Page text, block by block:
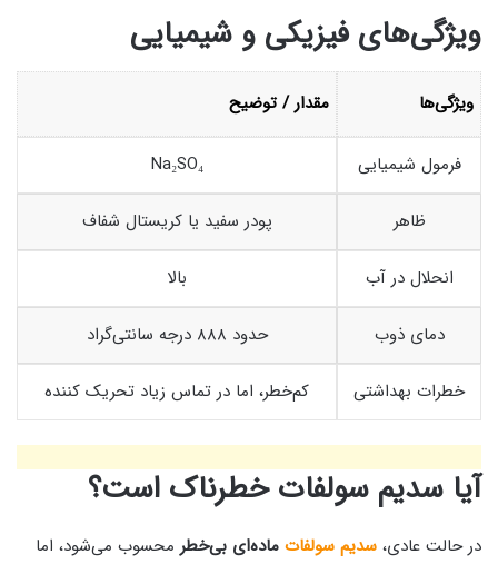
ویژگی‌های فیزیکی و شیمیایی
ویژگی‌ها مقدار / توضیح
فرمول شیمیایی Na₂SO₄
ظاهر پودر سفید یا کریستال شفاف
انحلال در آب بالا
دمای ذوب حدود ۸۸۸ درجه سانتی‌گراد
خطرات بهداشتی کم‌خطر، اما در تماس زیاد تحریک‌ کننده
آیا سدیم سولفات خطرناک است؟
در حالت عادی، سدیم سولفات ماده‌ای بی‌خطر محسوب می‌شود، اما